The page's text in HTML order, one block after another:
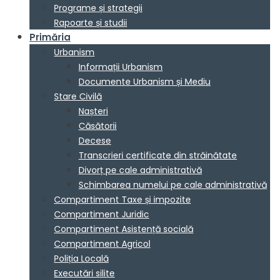
Programe și strategii
Rapoarte și studii
Primăria
Urbanism
Informații Urbanism
Documente Urbanism și Mediu
Stare Civilă
Nașteri
Căsătorii
Decese
Transcrieri certificate din străinătate
Divorț pe cale administrativă
Schimbarea numelui pe cale administrativă
Compartiment Taxe și impozite
Compartiment Juridic
Compartiment Asistență socială
Compartiment Agricol
Poliția Locală
Executări silite